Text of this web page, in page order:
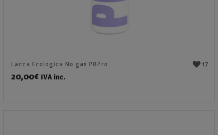
17
Lacca Ecologica No gas PBPro
20,00€ IVA inc.